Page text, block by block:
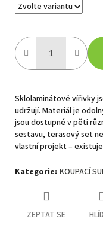
Sklolaminátové vířivky
udržují. Materiál je
jsou dostupné v pěti
sestavu, terasový set
vlastní projekt –
Kategorie: KOUPACÍ
ZEPTAT SE